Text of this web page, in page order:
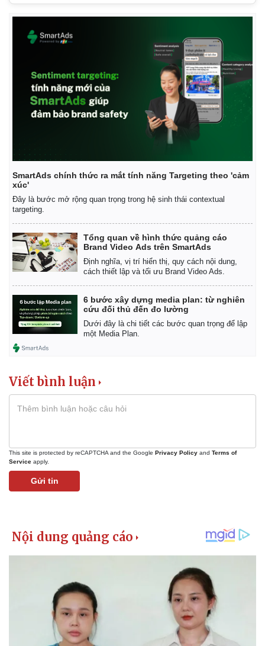
Kinh tế
Bất động sản
Khởi nghiệp
Thị trường
SmartAds chính thức ra mắt tính năng Targeting theo 'cảm
xúc'
Đây là bước mở rộng quan trọng trong hệ sinh thái contextual
targeting.
Tổng quan về hình thức quảng cáo
Brand Video Ads trên SmartAds
Định nghĩa, vị trí hiển thị, quy cách nội dung,
cách thiết lập và tối ưu Brand Video Ads.
6 bước xây dựng media plan: từ nghiên
cứu đối thủ đến đo lường
Dưới đây là chi tiết các bước quan trọng để lập
một Media Plan.
Viết bình luận
This site is protected by reCAPTCHA and the Google Privacy Policy and Terms of
Service apply.
Gửi tin